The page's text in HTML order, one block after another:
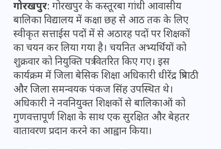
गोरखपुर: गोरखपुर के कस्तूरबा गांधी आवासीय
बालिका विद्यालय में कक्षा छह से आठ तक के लिए
स्वीकृत सत्ताईस पदों में से अठारह पदों पर शिक्षकों
का चयन कर लिया गया है। चयनित अभ्यर्थियों को
शुक्रवार को नियुक्ति पत्र वितरित किए गए। इस
कार्यक्रम में जिला बेसिक शिक्षा अधिकारी धीरेंद्र त्रिपाठी
और जिला समन्वयक पंकज सिंह उपस्थित थे।
अधिकारी ने नवनियुक्त शिक्षकों से बालिकाओं को
गुणवत्तापूर्ण शिक्षा के साथ एक सुरक्षित और बेहतर
वातावरण प्रदान करने का आह्वान किया।